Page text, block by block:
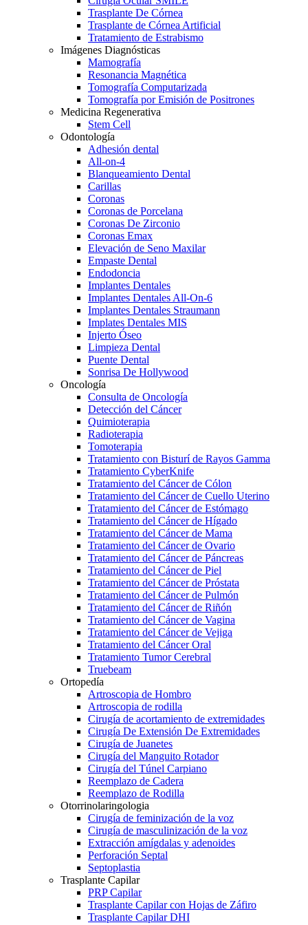
Trasplante De Córnea
Trasplante de Córnea Artificial
Tratamiento de Estrabismo
Imágenes Diagnósticas
Mamografía
Resonancia Magnética
Tomografía Computarizada
Tomografía por Emisión de Positrones
Medicina Regenerativa
Stem Cell
Odontología
Adhesión dental
All-on-4
Blanqueamiento Dental
Carillas
Coronas
Coronas de Porcelana
Coronas De Zirconio
Coronas Emax
Elevación de Seno Maxilar
Empaste Dental
Endodoncia
Implantes Dentales
Implantes Dentales All-On-6
Implantes Dentales Straumann
Implates Dentales MIS
Injerto Óseo
Limpieza Dental
Puente Dental
Sonrisa De Hollywood
Oncología
Consulta de Oncología
Detección del Cáncer
Quimioterapia
Radioterapia
Tomoterapia
Tratamiento con Bisturí de Rayos Gamma
Tratamiento CyberKnife
Tratamiento del Cáncer de Cólon
Tratamiento del Cáncer de Cuello Uterino
Tratamiento del Cáncer de Estómago
Tratamiento del Cáncer de Hígado
Tratamiento del Cáncer de Mama
Tratamiento del Cáncer de Ovario
Tratamiento del Cáncer de Páncreas
Tratamiento del Cáncer de Piel
Tratamiento del Cáncer de Próstata
Tratamiento del Cáncer de Pulmón
Tratamiento del Cáncer de Riñón
Tratamiento del Cáncer de Vagina
Tratamiento del Cáncer de Vejiga
Tratamiento del Cáncer Oral
Tratamiento Tumor Cerebral
Truebeam
Ortopedía
Artroscopia de Hombro
Artroscopia de rodilla
Cirugía de acortamiento de extremidades
Cirugía De Extensión De Extremidades
Cirugía de Juanetes
Cirugía del Manguito Rotador
Cirugía del Túnel Carpiano
Reemplazo de Cadera
Reemplazo de Rodilla
Otorrinolaringologia
Cirugía de feminización de la voz
Cirugía de masculinización de la voz
Extracción amígdalas y adenoides
Perforación Septal
Septoplastia
Trasplante Capilar
PRP Capilar
Trasplante Capilar con Hojas de Záfiro
Trasplante Capilar DHI